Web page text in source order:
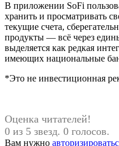
В приложении SoFi
хранить и просматривать
текущие счета,
продукты — всё через
выделяется как редкая
имеющих национальные
*Это не инвестиционная
Оценка читателей!
0 из 5 звезд. 0 голосов.
Вам нужно